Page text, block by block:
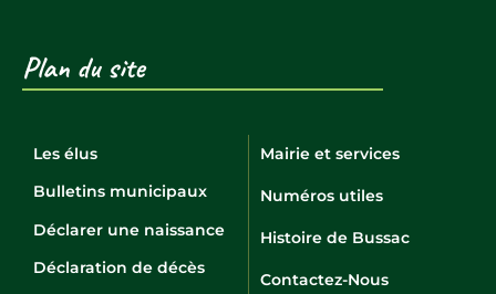
Plan du site
Les élus
Bulletins municipaux
Déclarer une naissance
Déclaration de décès
Mairie et services
Numéros utiles
Histoire de Bussac
Contactez-Nous